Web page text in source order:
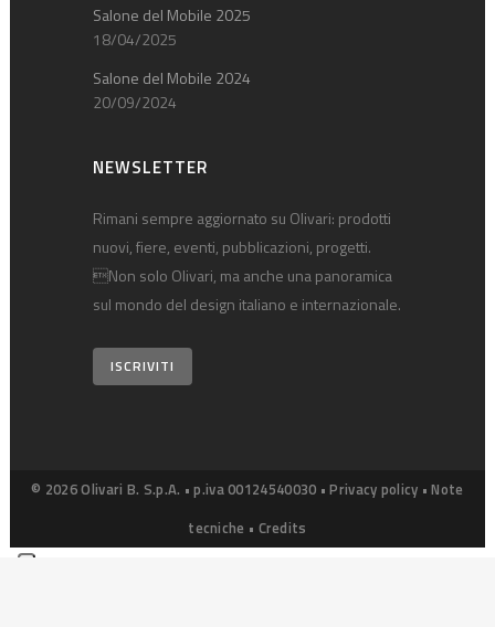
Salone del Mobile 2025
18/04/2025
Salone del Mobile 2024
20/09/2024
NEWSLETTER
Rimani sempre aggiornato su Olivari: prodotti
nuovi, fiere, eventi, pubblicazioni, progetti.
Non solo Olivari, ma anche una panoramica
sul mondo del design italiano e internazionale.
ISCRIVITI
© 2026 Olivari B. S.p.A. • p.iva 00124540030 •Privacy policy •Note
tecniche • Credits